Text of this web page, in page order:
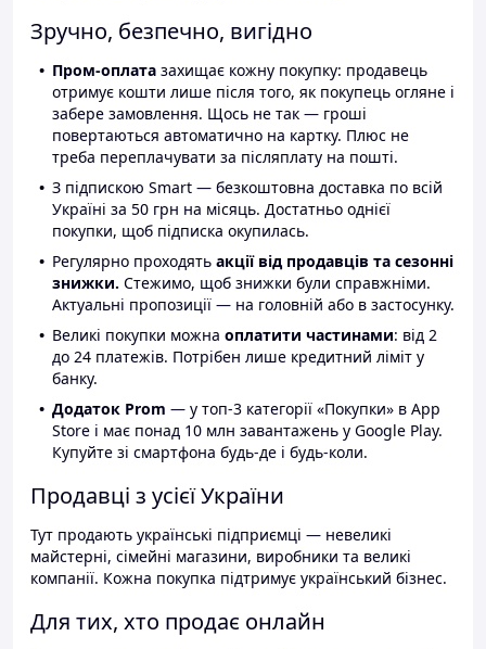
Зручно, безпечно, вигідно
Пром-оплата захищає кожну покупку: продавець
отримує кошти лише після того, як покупець огляне і
забере замовлення. Щось не так — гроші
повертаються автоматично на картку. Плюс не
треба переплачувати за післяплату на пошті.
З підпискою Smart — безкоштовна доставка по всій
Україні за 50 грн на місяць. Достатньо однієї
покупки, щоб підписка окупилась.
Регулярно проходять акції від продавців та сезонні
знижки. Стежимо, щоб знижки були справжніми.
Актуальні пропозиції — на головній або в застосунку.
Великі покупки можна оплатити частинами: від 2
до 24 платежів. Потрібен лише кредитний ліміт у
банку.
Додаток Prom — у топ-3 категорії «Покупки» в App
Store і має понад 10 млн завантажень у Google Play.
Купуйте зі смартфона будь-де і будь-коли.
Продавці з усієї України
Тут продають українські підприємці — невеликі
майстерні, сімейні магазини, виробники та великі
компанії. Кожна покупка підтримує український бізнес.
Для тих, хто продає онлайн